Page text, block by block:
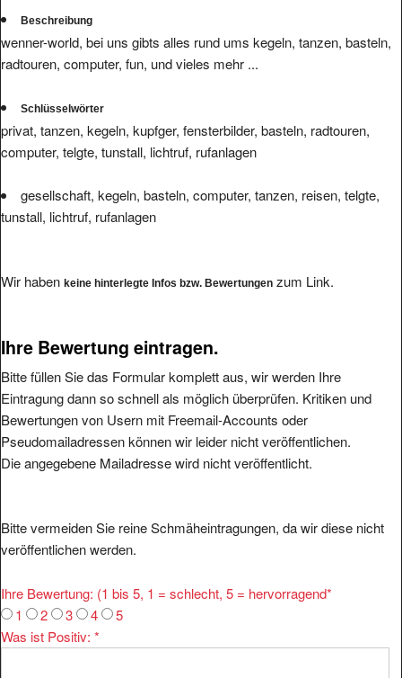
Beschreibung
wenner-world, bei uns gibts alles rund ums kegeln, tanzen, basteln,
radtouren, computer, fun, und vieles mehr ...
Schlüsselwörter
privat, tanzen, kegeln, kupfger, fensterbilder, basteln, radtouren,
computer, telgte, tunstall, lichtruf, rufanlagen
gesellschaft, kegeln, basteln, computer, tanzen, reisen, telgte,
tunstall, lichtruf, rufanlagen
Wir haben keine hinterlegte Infos bzw. Bewertungen zum Link.
Ihre Bewertung eintragen.
Bitte füllen Sie das Formular komplett aus, wir werden Ihre
Eintragung dann so schnell als möglich überprüfen. Kritiken und
Bewertungen von Usern mit Freemail-Accounts oder
Pseudomailadressen können wir leider nicht veröffentlichen.
Die angegebene Mailadresse wird nicht veröffentlicht.
Bitte vermeiden Sie reine Schmäheintragungen, da wir diese nicht
veröffentlichen werden.
Ihre Bewertung: (1 bis 5, 1 = schlecht, 5 = hervorragend*
1
2 3 4
5
Was ist Positiv: *